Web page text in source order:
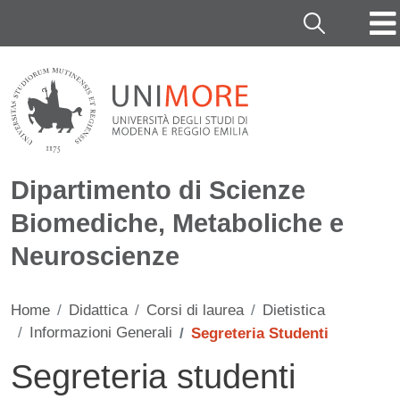
Cerca
Dipartimento di Scienze
Biomediche, Metaboliche e
Neuroscienze
Home Didattica Corsi di laurea
Dietistica
Informazioni Generali
Segreteria Studenti
Segreteria studenti